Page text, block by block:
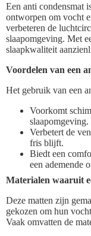
Een anti condensmat
ontworpen om vocht
verbeteren de
slaapomgeving. Met
slaapkwaliteit
Voordelen van een
Het gebruik van een
Voorkomt
slaapomgeving.
Verbetert de
fris blijft.
Biedt een
een ademende
Materialen waaruit
Deze matten zijn
gekozen om hun
Vaak omvatten de